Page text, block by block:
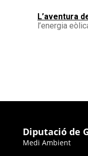
L’aventura
l’energia
Diputació de
Medi Ambient